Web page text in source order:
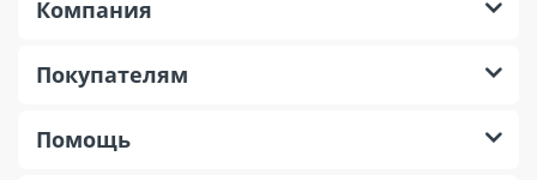
Компания
Покупателям
Помощь